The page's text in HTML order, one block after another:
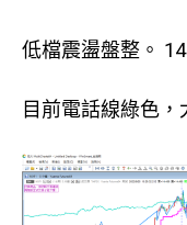
低檔震盪盤整。
目前電話線綠色，